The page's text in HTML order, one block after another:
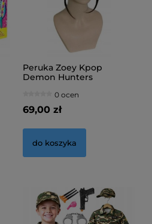
Peruka Zoey Kpop
Demon Hunters
0 ocen
69,00 zł
do koszyka